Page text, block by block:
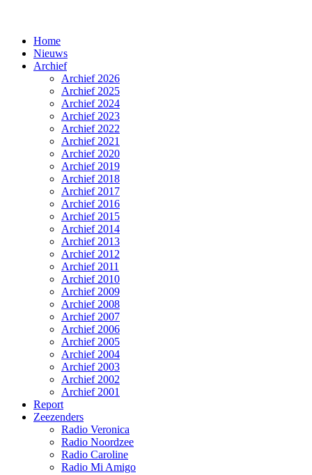
Home
Nieuws
Archief
Archief 2026
Archief 2025
Archief 2024
Archief 2023
Archief 2022
Archief 2021
Archief 2020
Archief 2019
Archief 2018
Archief 2017
Archief 2016
Archief 2015
Archief 2014
Archief 2013
Archief 2012
Archief 2011
Archief 2010
Archief 2009
Archief 2008
Archief 2007
Archief 2006
Archief 2005
Archief 2004
Archief 2003
Archief 2002
Archief 2001
Report
Zeezenders
Radio Veronica
Radio Noordzee
Radio Caroline
Radio Mi Amigo